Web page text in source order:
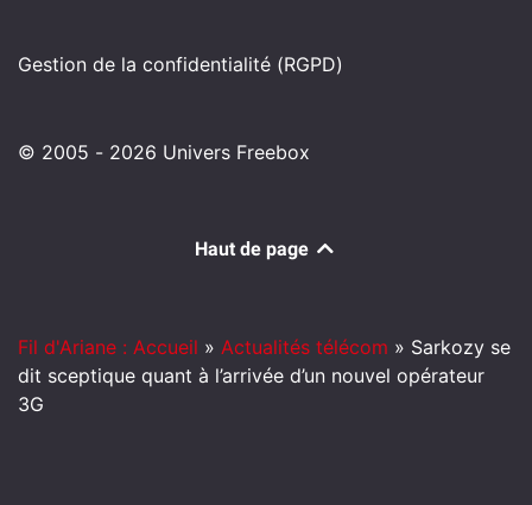
Gestion de la confidentialité (RGPD)
© 2005 - 2026 Univers Freebox
Haut de page
Fil d'Ariane : Accueil » Actualités télécom » Sarkozy se
dit sceptique quant à l’arrivée d’un nouvel opérateur
3G